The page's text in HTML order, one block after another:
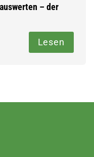
– der
Lesen